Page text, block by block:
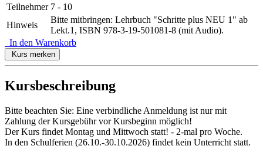
Teilnehmer 7 - 10
Hinweis
Bitte mitbringen: Lehrbuch "Schritte plus NEU 1" ab
Lekt.1, ISBN 978-3-19-501081-8 (mit Audio).
In den Warenkorb
Kurs merken
Kursbeschreibung
Bitte beachten Sie: Eine verbindliche Anmeldung ist nur mit
Zahlung der Kursgebühr vor Kursbeginn möglich!
Der Kurs findet Montag und Mittwoch statt! - 2-mal pro Woche.
In den Schulferien (26.10.-30.10.2026) findet kein Unterricht statt.